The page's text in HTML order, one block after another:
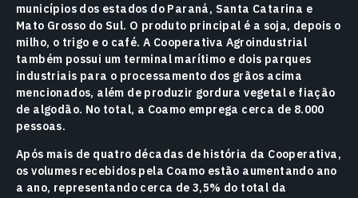
municípios dos estados do Paraná, Santa Catarina e
Mato Grosso do Sul. O produto principal é a soja, depois o
milho, o trigo e o café. A Cooperativa Agroindustrial
também possui um terminal marítimo e dois parques
industriais para o processamento dos grãos acima
mencionados, além de produzir gordura vegetal e fiação
de algodão. No total, a Coamo emprega cerca de 8.000
pessoas.
Após mais de quatro décadas de história da Cooperativa,
os volumes recebidos pela Coamo estão aumentando ano
a ano, representando cerca de 3,5% do total da